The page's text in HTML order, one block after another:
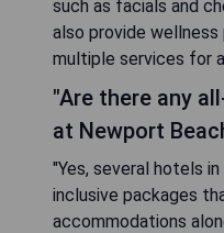
such as facials and
also provide
multiple services for
"Are there any
at Newport
"Yes, several hotels
inclusive packages
accommodations